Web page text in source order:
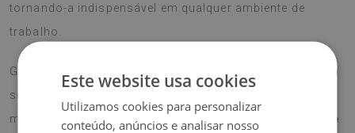
tornando-a indispensável em qualquer ambiente de
trabalho.
Graças ao seu formato funcional, protege eficazmente a
superfície da secretária contra riscos e desgaste, ao
mesmo tempo que acrescenta
um toque profissional e
Este website usa cookies
Utilizamos cookies para personalizar
conteúdo, anúncios e analisar nosso